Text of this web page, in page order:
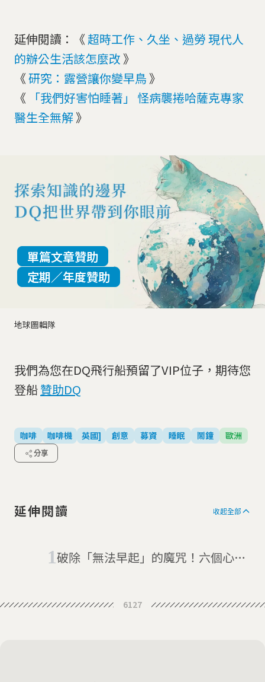
延伸閱讀：《 超時工作、久坐、過勞 現代人
的辦公生活該怎麼改 》
《研究：露營讓你變早鳥 》
《
「我們好害怕睡著」 怪病襲捲哈薩克專家
醫生全無解》
地球圖輯隊
單篇文章贊助
定期／年度贊助
我們為您在DQ飛行船預留了VIP位子，期待您
登船贊助DQ
咖啡 咖啡機 英國] 創意 募資 睡眠 鬧鐘 歐洲
分享
延伸閱讀 收起全部
破除「無法早起」的魔咒！六個心理
6127